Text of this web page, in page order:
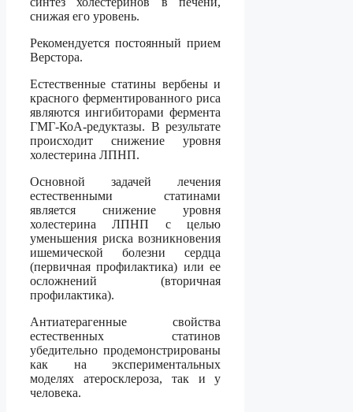
снижая его уровень.
Рекомендуется постоянный прием
Верстора.
Естественные статины вербены и
красного ферментированного риса
являются ингибиторами фермента
ГМГ-КоА-редуктазы. В результате
происходит снижение уровня
холестерина ЛПНП.
Основной задачей лечения
естественными статинами
является снижение уровня
холестерина ЛПНП с целью
уменьшения риска возникновения
ишемической болезни сердца
(первичная профилактика) или ее
осложнений (вторичная
профилактика).
Антиатерагенные свойства
естественных статинов
убедительно продемонстрированы
как на экспериментальных
моделях атеросклероза, так и у
человека.